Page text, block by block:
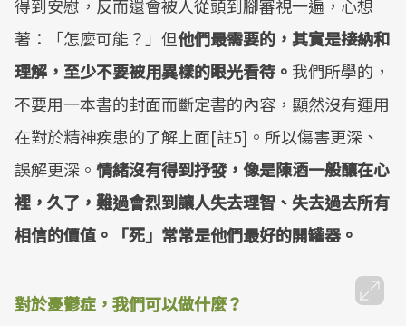
得到安慰，反而還會被人從頭到腳審視一遍，心想
著：「怎麼可能？」但他們最需要的，其實是接納和
理解，至少不要被用異樣的眼光看待。 我們所學的，
不要用一本書的封面而斷定書的內容，顯然沒有運用
在對於精神疾患的了解上面[註5]。所以傷害更深、
誤解更深。 情緒沒有得到抒發，像是陳酒一般釀在心
裡，久了，難過會烈到讓人失去理智、失去過去所有
相信的價值。「死」常常是他們最好的開罐器。
對於憂鬱症，我們可以做什麼？